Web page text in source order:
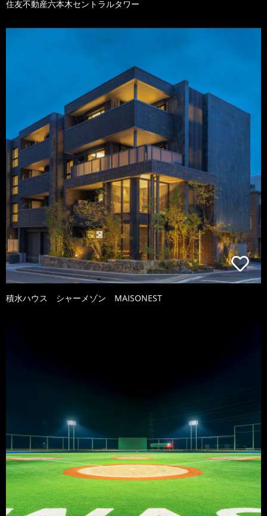
住友不動産六本木セントラルタワー
積水ハウス シャーメゾン MAISONEST